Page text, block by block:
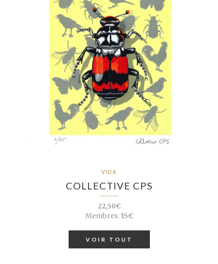
VIDA
COLLECTIVE CPS
22,50€
Membres:15€
VOIR TOUT